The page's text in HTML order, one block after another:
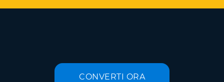
CONVERTI ORA